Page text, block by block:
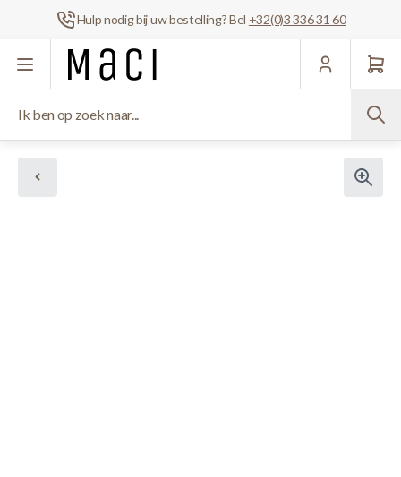
Hulp nodig bij uw bestelling? Bel +32(0)3 336 31 60
Ga naar de inhoud